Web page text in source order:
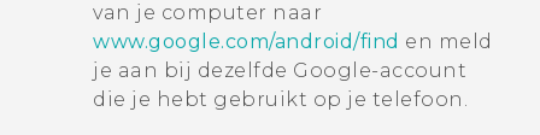
van je computer naar
www.google.com/android/find en meld
je aan bij dezelfde Google-account
die je hebt gebruikt op je telefoon.